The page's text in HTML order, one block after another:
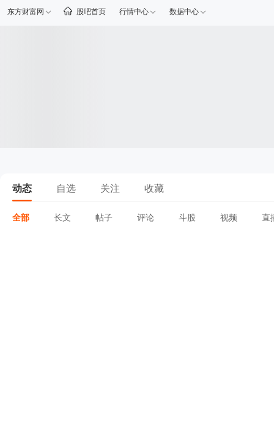
东方财富网 股吧首页 行情中心 数据中心
动态 自选 关注 收藏
全部 长文 帖子 评论 斗股 视频 直